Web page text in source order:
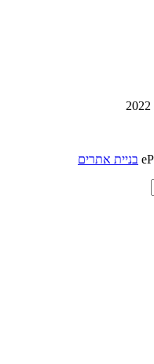
בניית אתרים